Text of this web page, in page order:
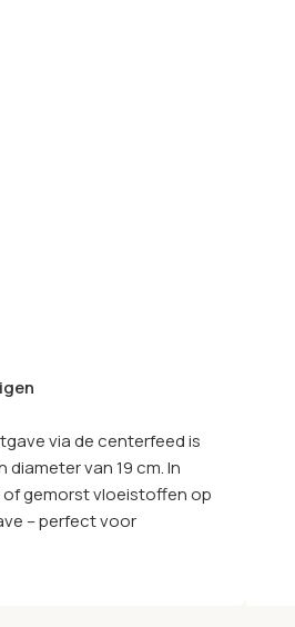
via de centerfeed is
van 19 cm. In
of gemorst vloeistoffen op
– perfect voor